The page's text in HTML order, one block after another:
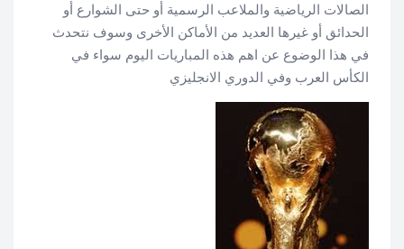
الصالات الرياضية والملاعب الرسمية أو حتى الشوارع أو
الحدائق أو غيرها العديد من الأماكن الأخرى وسوف نتحدث
في هذا الوضوع عن اهم هذه المباريات اليوم سواء في
الكأس العرب وفي الدوري الانجليزي